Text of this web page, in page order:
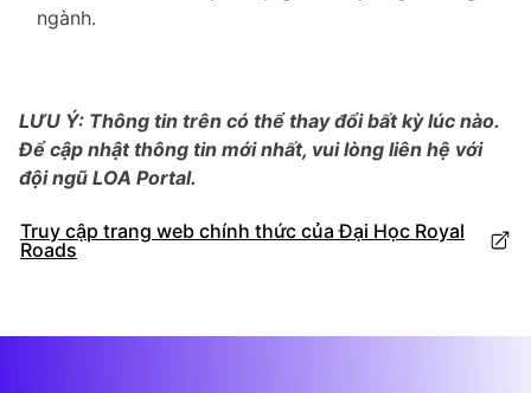
ngành.
LƯU Ý: Thông tin trên có thể thay đổi bất kỳ lúc nào.
Để cập nhật thông tin mới nhất, vui lòng liên hệ với
đội ngũ LOA Portal.
Truy cập trang web chính thức của Đại Học Royal
Roads